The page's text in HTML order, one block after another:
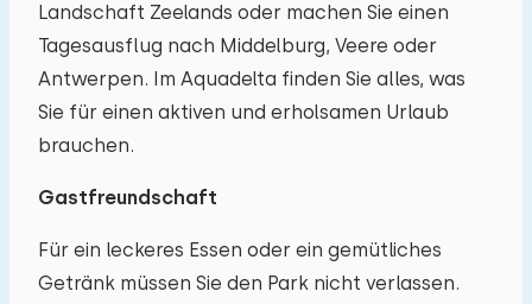
Landschaft Zeelands oder machen Sie einen
Tagesausflug nach Middelburg, Veere oder
Antwerpen. Im Aquadelta finden Sie alles, was
Sie für einen aktiven und erholsamen Urlaub
brauchen.
Gastfreundschaft
Für ein leckeres Essen oder ein gemütliches
Getränk müssen Sie den Park nicht verlassen.